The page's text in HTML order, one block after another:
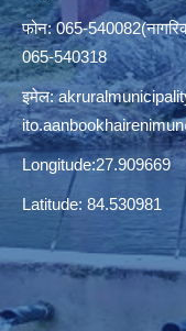
फोन: 065-
065-540318
इमेल:
Longitude:27.909669
Latitude: 84.530981